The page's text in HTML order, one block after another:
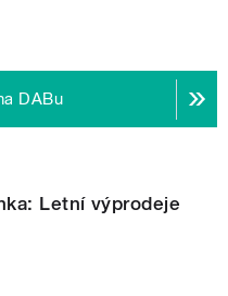
DABu
Letní výprodeje